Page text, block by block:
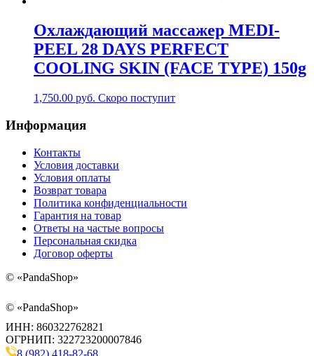
Охлаждающий массажер MEDI-
PEEL 28 DAYS PERFECT
COOLING SKIN (FACE TYPE) 150g
1,750.00 руб. Скоро поступит
Информация
Контакты
Условия доставки
Условия оплаты
Возврат товара
Политика конфиденциальности
Гарантия на товар
Ответы на частые вопросы
Персональная скидка
Договор оферты
© «PandaShop»
© «PandaShop»
ИНН: 860322762821
ОГРНИП: 322723200007846
8 (982) 418-82-68